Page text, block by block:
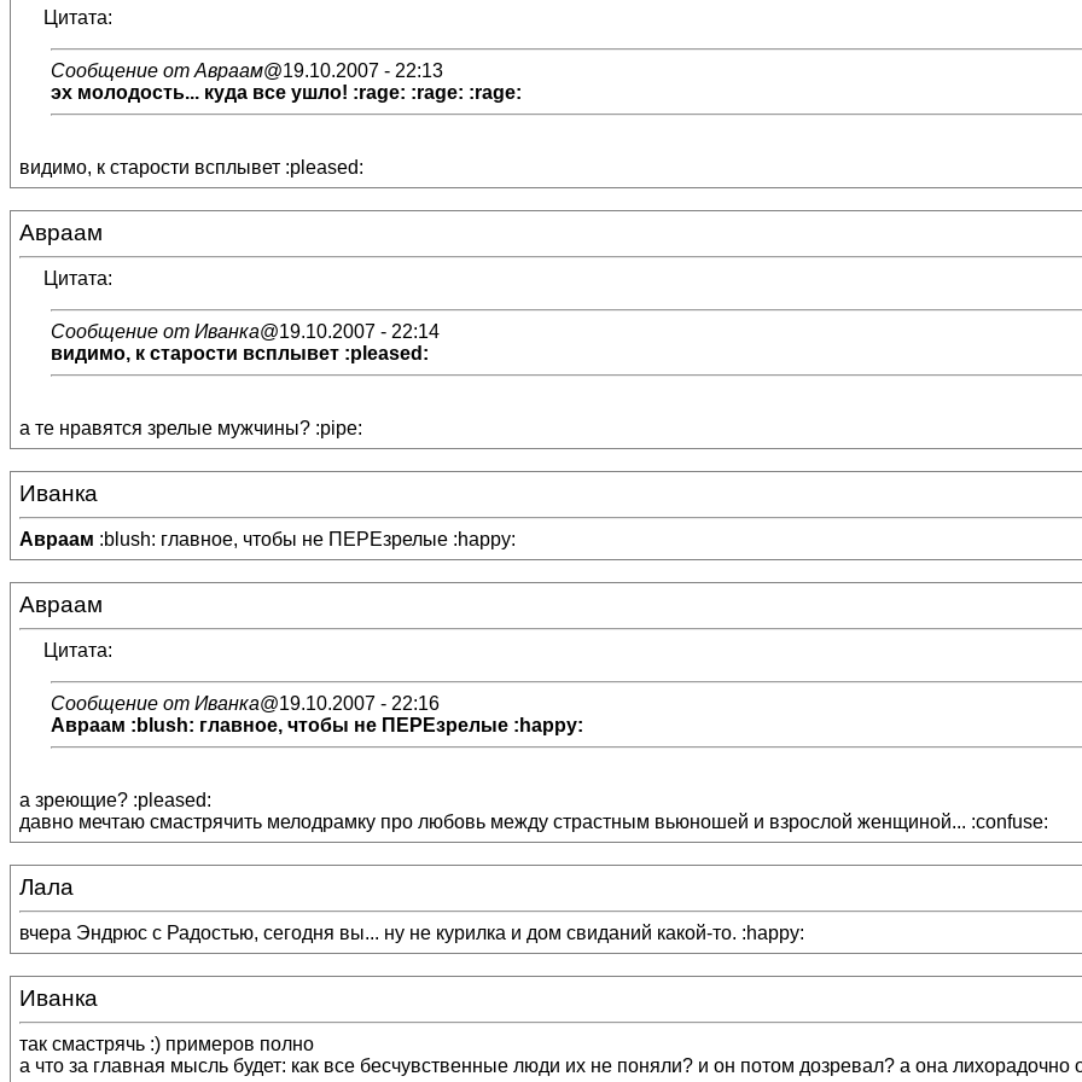
Цитата:
Сообщение от Авраам@19.10.2007 - 22:13
эх молодость... куда все ушло! :rage: :rage: :rage:
видимо, к старости всплывет :pleased:
Авраам
Цитата:
Сообщение от Иванка@19.10.2007 - 22:14
видимо, к старости всплывет :pleased:
а те нравятся зрелые мужчины? :pipe:
Иванка
Авраам :blush: главное, чтобы не ПЕРЕзрелые :happy:
Авраам
Цитата:
Сообщение от Иванка@19.10.2007 - 22:16
Авраам :blush: главное, чтобы не ПЕРЕзрелые :happy:
а зреющие? :pleased:
давно мечтаю смастрячить мелодрамку про любовь между страстным вьюношей и взрослой женщиной... :confuse:
Лала
вчера Эндрюс с Радостью, сегодня вы... ну не курилка и дом свиданий какой-то. :happy:
Иванка
так смастрячь :) примеров полно
а что за главная мысль будет: как все бесчувственные люди их не поняли? и он потом дозревал? а она лихорадочно